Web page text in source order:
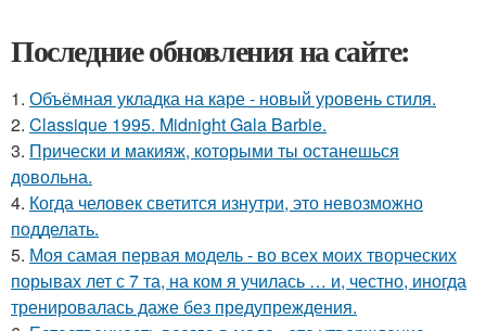
Последние обновления на сайте:
1. Объёмная укладка на каре - новый уровень стиля.
2. Classique 1995. Midnight Gala Barbie.
3. Прически и макияж, которыми ты останешься
довольна.
4. Когда человек светится изнутри, это невозможно
подделать.
5. Моя самая первая модель - во всех моих творческих
порывах лет с 7 та, на ком я училась … и, честно, иногда
тренировалась даже без предупреждения.